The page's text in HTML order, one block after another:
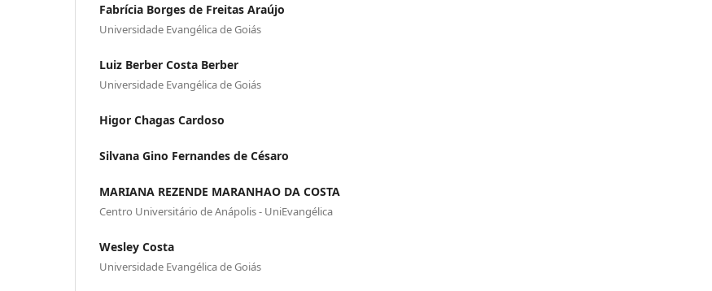
Fabrícia Borges de Freitas Araújo
Universidade Evangélica de Goiás
Luiz Berber Costa Berber
Universidade Evangélica de Goiás
Higor Chagas Cardoso
Silvana Gino Fernandes de Césaro
MARIANA REZENDE MARANHAO DA COSTA
Centro Universitário de Anápolis - UniEvangélica
Wesley Costa
Universidade Evangélica de Goiás